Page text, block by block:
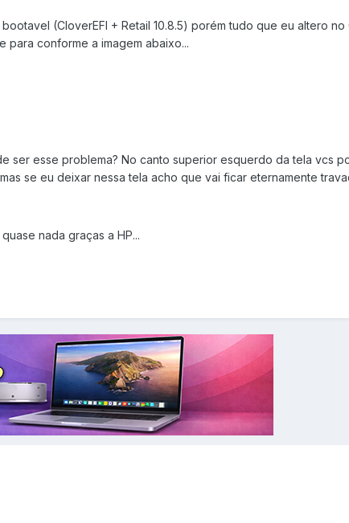
(CloverEFI + Retail 10.8.5) porém tudo que eu altero no
conforme a imagem abaixo...
ser esse problema? No canto superior esquerdo da tela vcs
se eu deixar nessa tela acho que vai ficar eternamente
nada graças a HP...